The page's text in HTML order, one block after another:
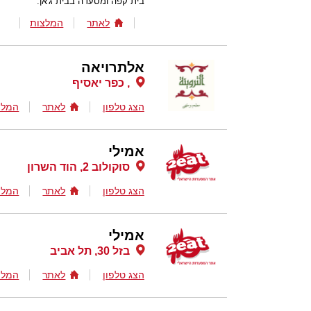
לאתר המלצות
אלתרויאה
, כפר יאסיף
הצג טלפון לאתר
אמילי
סוקולוב 2, הוד השרון
הצג טלפון לאתר
אמילי
בזל 30, תל אביב
הצג טלפון לאתר